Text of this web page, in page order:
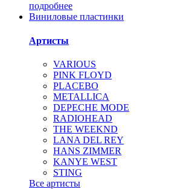
подробнее
Виниловые пластинки
Артисты
VARIOUS
PINK FLOYD
PLACEBO
METALLICA
DEPECHE MODE
RADIOHEAD
THE WEEKND
LANA DEL REY
HANS ZIMMER
KANYE WEST
STING
Все артисты